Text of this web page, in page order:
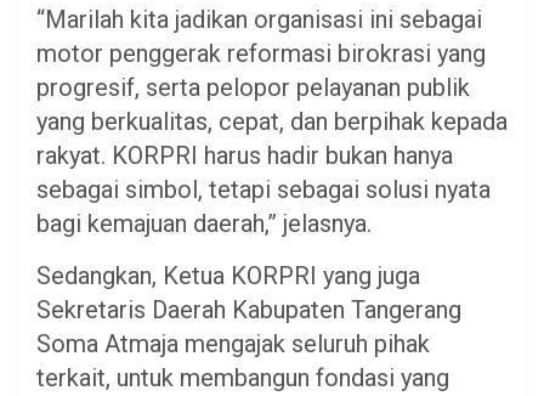
“Marilah kita jadikan organisasi ini sebagai
motor penggerak reformasi birokrasi yang
progresif, serta pelopor pelayanan publik
yang berkualitas, cepat, dan berpihak kepada
rakyat. KORPRI harus hadir bukan hanya
sebagai simbol, tetapi sebagai solusi nyata
bagi kemajuan daerah,” jelasnya.
Sedangkan, Ketua KORPRI yang juga
Sekretaris Daerah Kabupaten Tangerang
Soma Atmaja mengajak seluruh pihak
terkait, untuk membangun fondasi yang